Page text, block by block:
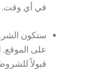
في أي وقت.
ستكون
على الموقع.
قبولاً